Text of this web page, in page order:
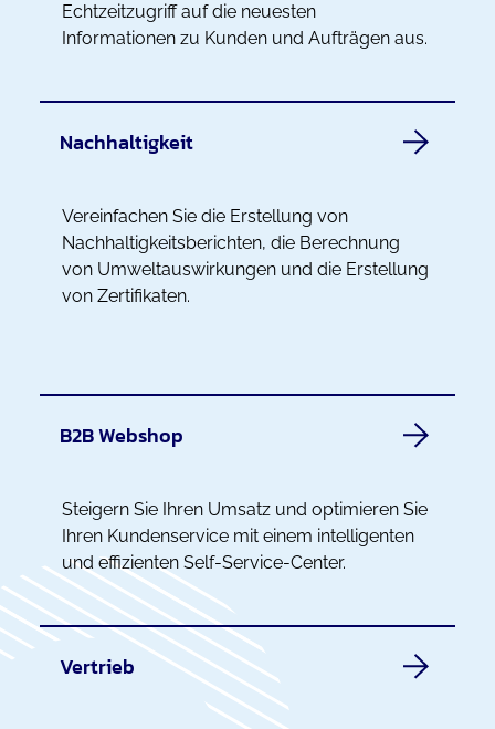
Echtzeitzugriff auf die neuesten
Informationen zu Kunden und Aufträgen aus.
Nachhaltigkeit
Vereinfachen Sie die Erstellung von
Nachhaltigkeitsberichten, die Berechnung
von Umweltauswirkungen und die Erstellung
von Zertifikaten.
B2B Webshop
Steigern Sie Ihren Umsatz und optimieren Sie
Ihren Kundenservice mit einem intelligenten
und effizienten Self-Service-Center.
Vertrieb